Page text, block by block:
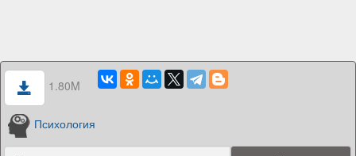
1.80M
Психология